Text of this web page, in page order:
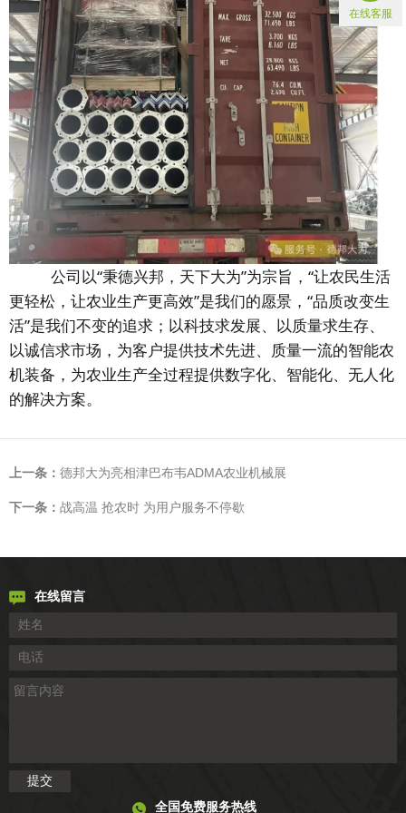
公司以“秉德兴邦，天下大为”为宗旨， “让农民生活
更轻松，让农业生产更高效”是我们的愿景 ，“品质改变生
活”是我们不变的追求；以科技求发展、以质量求生存、
以诚信求市场，为客户提供技术先进、质量一流的智能农
机装备，为农业生产全过程提供数字化、智能化、无人化
的解决方案。
上一条： 德邦大为亮相津巴布韦ADMA农业机械展
下一条： 战高温 抢农时 为用户服务不停歇
在线留言
全国免费服务热线
在线客服